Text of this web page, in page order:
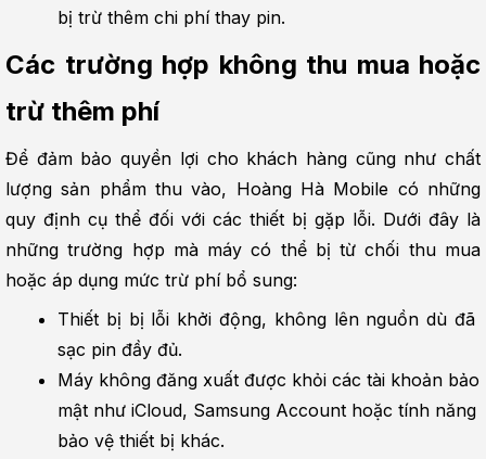
bị trừ thêm chi phí thay pin.
Các trường hợp không thu mua hoặc
trừ thêm phí
Để đảm bảo quyền lợi cho khách hàng cũng như chất
lượng sản phẩm thu vào, Hoàng Hà Mobile có những
quy định cụ thể đối với các thiết bị gặp lỗi. Dưới đây là
những trường hợp mà máy có thể bị từ chối thu mua
hoặc áp dụng mức trừ phí bổ sung:
Thiết bị bị lỗi khởi động, không lên nguồn dù đã
sạc pin đầy đủ.
Máy không đăng xuất được khỏi các tài khoản bảo
mật như iCloud, Samsung Account hoặc tính năng
bảo vệ thiết bị khác.